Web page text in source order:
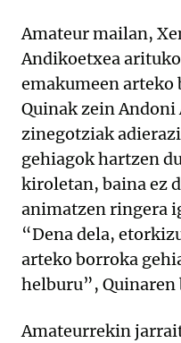
Amateur mailan,
Andikoetxea
emakumeen arteko
Quinak zein
zinegotziak
gehiagok hartzen
kiroletan, baina ez
animatzen ringera
“Dena dela,
arteko borroka
helburu”, Quinaren
Amateurrekin